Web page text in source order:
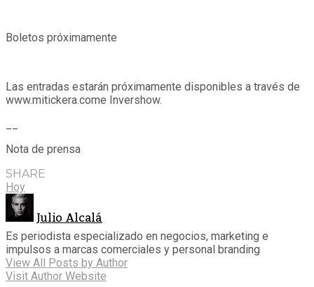
Boletos próximamente
Las entradas estarán próximamente disponibles a través de
www.mitickera.come Invershow.
Nota de prensa
SHARE
Hoy
Julio Alcalá
Es periodista especializado en negocios, marketing e
impulsos a marcas comerciales y personal branding
View All Posts by Author
Visit Author Website